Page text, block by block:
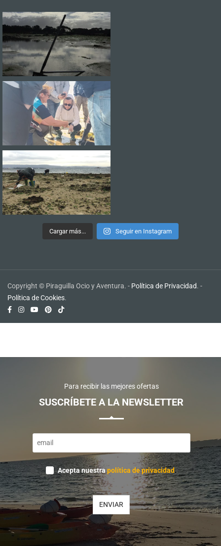
Cargar más... Seguir en Instagram
Copyright © Piraguilla Ocio y Aventura. - Política de Privacidad. -
Política de Cookies.
Para recibir las mejores ofertas
SUSCRÍBETE A LA NEWSLETTER
Acepta nuestra política de privacidad.
ENVIAR
Contact